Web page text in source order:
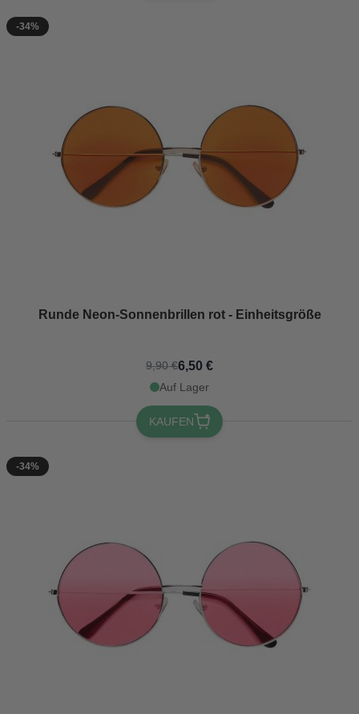
-34%
Runde Neon-Sonnenbrillen rot - Einheitsgröße
9,90 €6,50 €
Auf Lager
KAUFEN
-34%